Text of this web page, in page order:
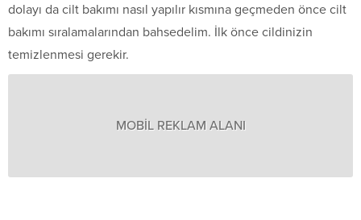
dolayı da cilt bakımı nasıl yapılır kısmına geçmeden önce cilt
bakımı sıralamalarından bahsedelim. İlk önce cildinizin
temizlenmesi gerekir.
MOBİL REKLAM ALANI